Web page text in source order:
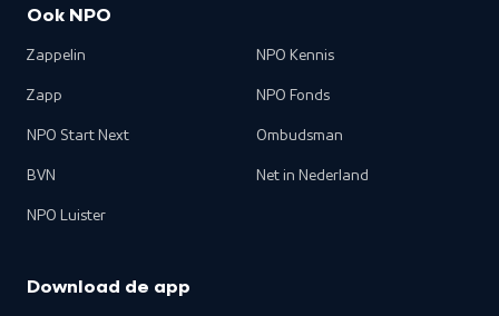
Ook NPO
Zappelin
Zapp
NPO Start Next
BVN
NPO Luister
NPO Kennis
NPO Fonds
Ombudsman
Net in Nederland
Download de app